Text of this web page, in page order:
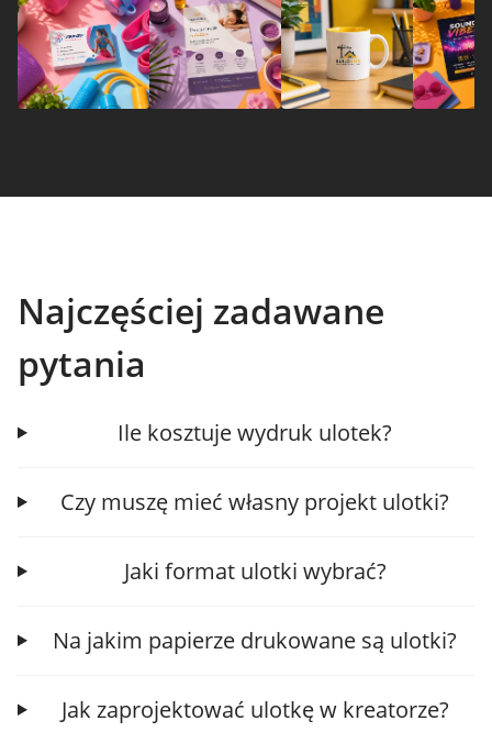
Najczęściej zadawane
pytania
Ile kosztuje wydruk ulotek?
Czy muszę mieć własny projekt ulotki?
Jaki format ulotki wybrać?
Na jakim papierze drukowane są ulotki?
Jak zaprojektować ulotkę w kreatorze?